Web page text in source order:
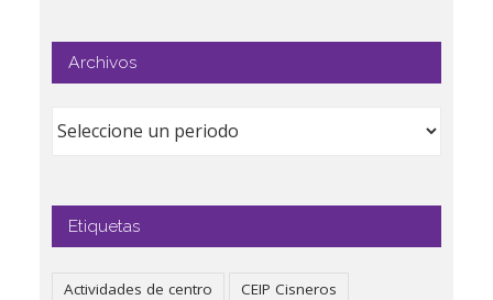
Archivos
Etiquetas
Actividades de centro
CEIP Cisneros